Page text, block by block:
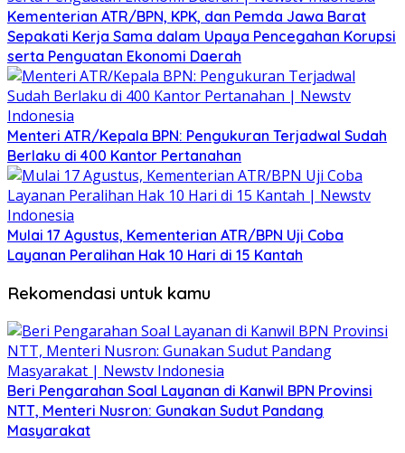
Kementerian ATR/BPN, KPK, dan Pemda Jawa Barat
Sepakati Kerja Sama dalam Upaya Pencegahan Korupsi
serta Penguatan Ekonomi Daerah
Menteri ATR/Kepala BPN: Pengukuran Terjadwal Sudah
Berlaku di 400 Kantor Pertanahan
Mulai 17 Agustus, Kementerian ATR/BPN Uji Coba
Layanan Peralihan Hak 10 Hari di 15 Kantah
Rekomendasi untuk kamu
Beri Pengarahan Soal Layanan di Kanwil BPN Provinsi
NTT, Menteri Nusron: Gunakan Sudut Pandang
Masyarakat